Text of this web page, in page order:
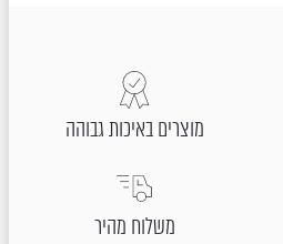
מוצרים באיכות גבוהה
משלוח מהיר